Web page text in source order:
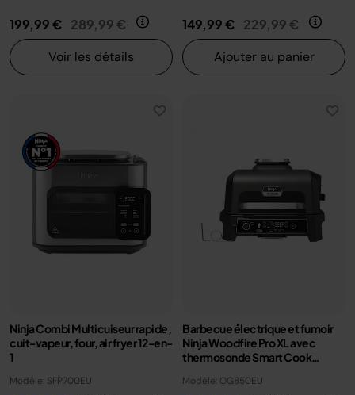
199,99 € Prix réduit de
289,99 € au
Voir les détails
149,99 € Prix réduit de
229,99 € au
Ajouter au panier
Ninja Combi Multicuiseur rapide,
cuit-vapeur, four, air fryer 12-en-
1
Modèle: SFP700EU
Barbecue électrique et fumoir
Ninja Woodfire Pro XL avec
thermosonde Smart Cook
Modèle: OG850EU